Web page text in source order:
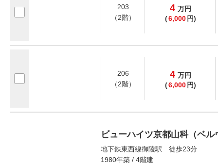
203
（2階）
4 万円
(6,000 円)
206
（2階）
4 万円
(6,000 円)
ビューハイツ京都山科（ベル
地下鉄東西線御陵駅 徒歩23分
1980年築 / 4階建